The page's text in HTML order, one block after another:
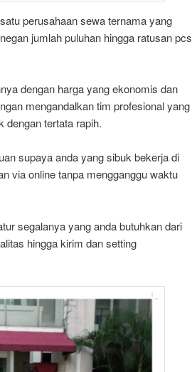
perusahaan sewa ternama yang
jumlah puluhan hingga ratusan pcs
dengan harga yang ekonomis dan
mengandalkan tim profesional yang
dengan tertata rapih.
supaya anda yang sibuk bekerja di
via online tanpa mengganggu waktu
segalanya yang anda butuhkan dari
hingga kirim dan setting